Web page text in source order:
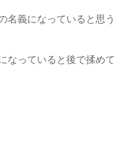
名義になっていると思う
なっていると後で揉めて